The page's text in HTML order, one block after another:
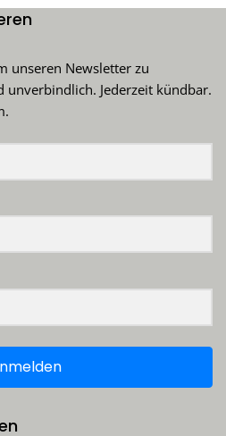
unseren Newsletter zu
unverbindlich. Jederzeit kündbar.